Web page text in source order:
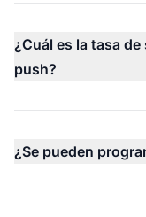
¿Cuál es la tasa
push?
¿Se pueden